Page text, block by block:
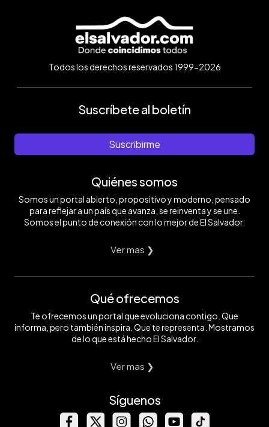
Todos los derechos reservados 1999-2026
Suscríbete al boletín
Suscribirme
Quiénes somos
Somos un portal abierto, propositivo y moderno, pensado
para reflejar a un país que avanza, se reinventa y se une.
Somos el punto de conexión con lo mejor de El Salvador.
Ver mas ❯
Qué ofrecemos
Te ofrecemos un portal que evoluciona contigo. Que
informa, pero también inspira. Que te representa. Mostramos
de lo que está hecho El Salvador.
Ver mas ❯
Síguenos